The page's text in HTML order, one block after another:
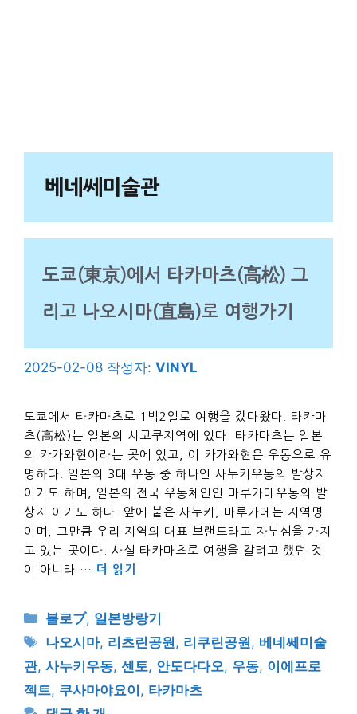
베네쎄미술관
도쿄(東京)에서 타카마츠(高松) 그
리고 나오시마(直島)로 여행가기
2025-02-08 작성자: VINYL
도쿄에서 타카마츠로 1박2일로 여행을 갔다왔다. 타카마
츠(高松)는 일본의 시코쿠지역에 있다. 타카마츠는 일본
의 카가와현이라는 곳에 있고, 이 카가와현은 우동으로 유
명하다. 일본의 3대 우동 중 하나인 사누키우동의 발상지
이기도 하며, 일본의 전국 우동체인인 마루가메우동의 발
상지 이기도 하다. 앞에 붙은 사누키, 마루가메는 지역명
이며, 그만큼 우리 지역의 대표 브랜드라고 자부심을 가지
고 있는 곳이다. 사실 타카마츠로 여행을 갈려고 했던 것
이 아니라 … 더 읽기
카
테
고
리
블로ブ, 일본방랑기
태
그
나오시마, 리츠린공원, 리쿠린공원, 베네쎄미술
관, 사누키우동, 센토, 안도다다오, 우동, 이에프로
젝트, 쿠사마야요이, 타카마츠